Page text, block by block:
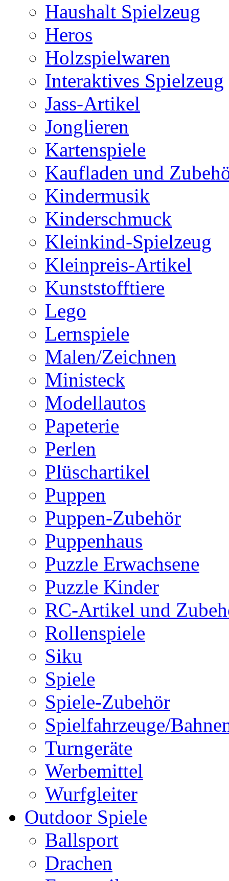
Haushalt Spielzeug
Heros
Holzspielwaren
Interaktives Spielzeug
Jass-Artikel
Jonglieren
Kartenspiele
Kaufladen und
Kindermusik
Kinderschmuck
Kleinkind-Spielzeug
Kleinpreis-Artikel
Kunststofftiere
Lego
Lernspiele
Malen/Zeichnen
Ministeck
Modellautos
Papeterie
Perlen
Plüschartikel
Puppen
Puppen-Zubehör
Puppenhaus
Puzzle Erwachsene
Puzzle Kinder
RC-Artikel und
Rollenspiele
Siku
Spiele
Spiele-Zubehör
Spielfahrzeuge/
Turngeräte
Werbemittel
Wurfgleiter
Outdoor Spiele
Ballsport
Drachen